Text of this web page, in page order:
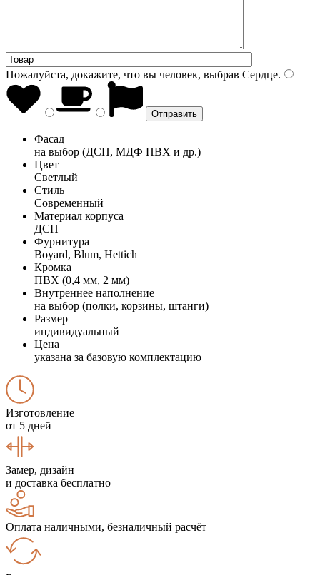
Пожалуйста, докажите, что вы человек, выбрав Сердце.
Фасад
на выбор (ДСП, МДФ ПВХ и др.)
Цвет
Светлый
Стиль
Современный
Материал корпуса
ДСП
Фурнитура
Boyard, Blum, Hettich
Кромка
ПВХ (0,4 мм, 2 мм)
Внутреннее наполнение
на выбор (полки, корзины, штанги)
Размер
индивидуальный
Цена
указана за базовую комплектацию
Изготовление
от 5 дней
Замер, дизайн
и доставка бесплатно
Оплата наличными, безналичный расчёт